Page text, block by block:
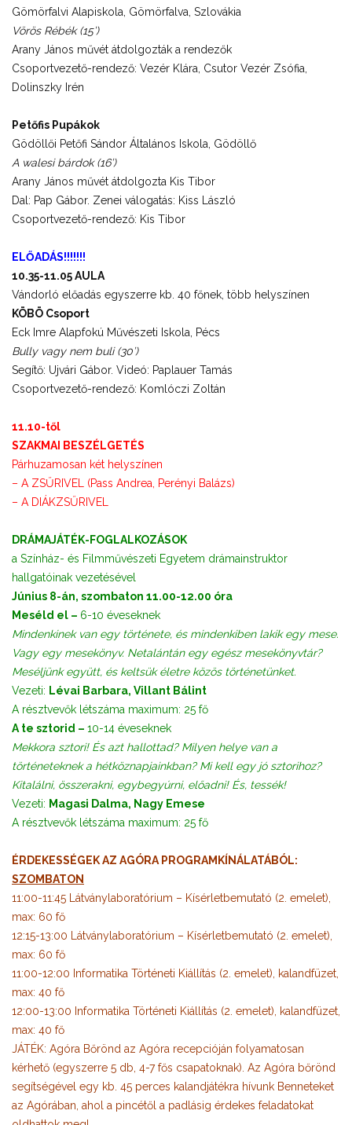
Gömörfalvi Alapiskola, Gömörfalva, Szlovákia
Vörös Rébék (15’)
Arany János művét átdolgozták a rendezők
Csoportvezető-rendező: Vezér Klára, Csutor Vezér Zsófia,
Dolinszky Irén
Petőfis Pupákok
Gödöllői Petőfi Sándor Általános Iskola, Gödöllő
A walesi bárdok (16’)
Arany János művét átdolgozta Kis Tibor
Dal: Pap Gábor. Zenei válogatás: Kiss László
Csoportvezető-rendező: Kis Tibor
ELŐADÁS!!!!!!!
10.35-11.05 AULA
Vándorló előadás egyszerre kb. 40 főnek, több helyszínen
KÖBÖ Csoport
Eck Imre Alapfokú Művészeti Iskola, Pécs
Bully vagy nem buli (30’)
Segítő: Ujvári Gábor. Videó: Paplauer Tamás
Csoportvezető-rendező: Komlóczi Zoltán
11.10-től
SZAKMAI BESZÉLGETÉS
Párhuzamosan két helyszínen
– A ZSŰRIVEL (Pass Andrea, Perényi Balázs)
– A DIÁKZSŰRIVEL
DRÁMAJÁTÉK-FOGLALKOZÁSOK
a Színház- és Filmművészeti Egyetem drámainstruktor
hallgatóinak vezetésével
Június 8-án, szombaton 11.00-12.00 óra
Meséld el – 6-10 éveseknek
Mindenkinek van egy története, és mindenkiben lakik egy mese.
Vagy egy mesekönyv. Netalántán egy egész mesekönyvtár?
Meséljünk együtt, és keltsük életre közös történetünket.
Vezeti: Lévai Barbara, Villant Bálint
A résztvevők létszáma maximum: 25 fő
A te sztorid – 10-14 éveseknek
Mekkora sztori! És azt hallottad? Milyen helye van a
történeteknek a hétköznapjainkban? Mi kell egy jó sztorihoz?
Kitalálni, összerakni, egybegyúrni, előadni! És, tessék!
Vezeti: Magasi Dalma, Nagy Emese
A résztvevők létszáma maximum: 25 fő
ÉRDEKESSÉGEK AZ AGÓRA PROGRAMKÍNÁLATÁBÓL:
SZOMBATON
11:00-11:45 Látványlaboratórium – Kísérletbemutató (2. emelet),
max: 60 fő
12:15-13:00 Látványlaboratórium – Kísérletbemutató (2. emelet),
max: 60 fő
11:00-12:00 Informatika Történeti Kiállítás (2. emelet), kalandfüzet,
max: 40 fő
12:00-13:00 Informatika Történeti Kiállítás (2. emelet), kalandfüzet,
max: 40 fő
JÁTÉK: Agóra Bőrönd az Agóra recepcióján folyamatosan
kérhető (egyszerre 5 db, 4-7 fős csapatoknak). Az Agóra bőrönd
segítségével egy kb. 45 perces kalandjátékra hívunk Benneteket
az Agórában, ahol a pincétől a padlásig érdekes feladatokat